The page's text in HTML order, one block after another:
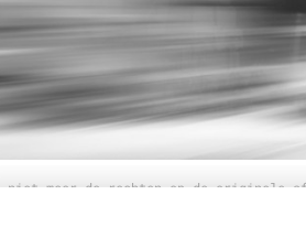
niet meer de rechten op de originele